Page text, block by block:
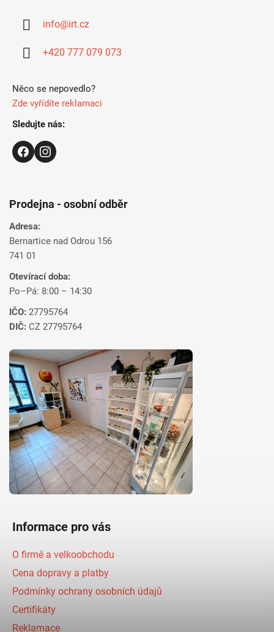
info@irt.cz
+420 777 079 073
Něco se nepovedlo?
Zde vyřídíte reklamaci
Sledujte nás:
Prodejna - osobní odběr
Adresa:
Bernartice nad Odrou 156
741 01
Otevírací doba:
Po–Pá: 8:00 – 14:30
IČO: 27795764
DIČ: CZ 27795764
Informace pro vás
O firmě a velkoobchodu
Cena dopravy a platby
Podmínky ochrany osobních údajů
Certifikáty
Reklamace